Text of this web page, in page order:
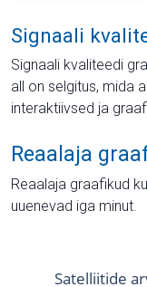
Signaali
Signaali kvaliteedi
all on selgitus, mida
interaktiivsed ja
Reaalaja
Reaalaja graafikud
uuenevad iga minut.